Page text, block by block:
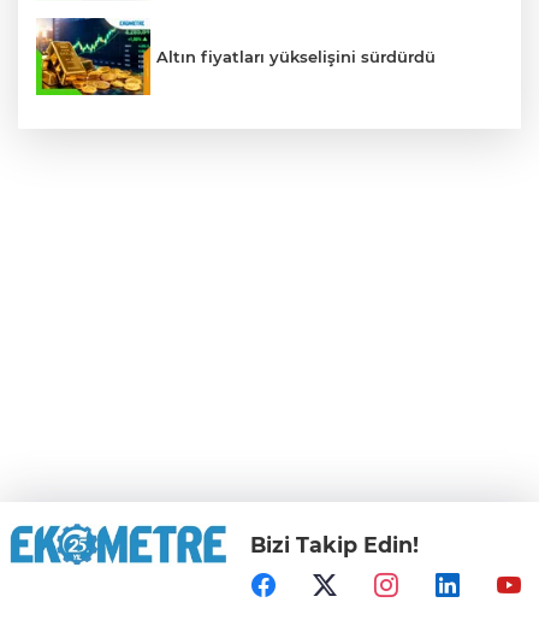
Altın fiyatları yükselişini sürdürdü
Bizi Takip Edin!